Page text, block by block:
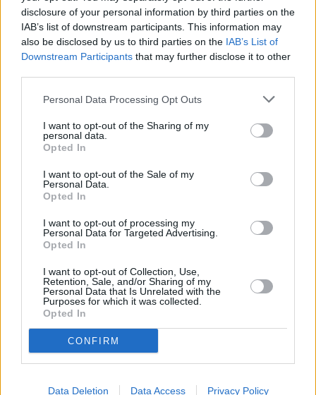
disclosure of your personal information by third parties on the
IAB’s list of downstream participants. This information may
also be disclosed by us to third parties on the IAB’s List of
Downstream Participants that may further disclose it to other
Personal Data Processing Opt Outs
I want to opt-out of the Sharing of my
personal data.
Opted In
I want to opt-out of the Sale of my
Personal Data.
Opted In
I want to opt-out of processing my
Personal Data for Targeted Advertising.
Opted In
I want to opt-out of Collection, Use,
Retention, Sale, and/or Sharing of my
Personal Data that Is Unrelated with the
Purposes for which it was collected.
Opted In
CONFIRM
Data Deletion Data Access Privacy Policy
A nivel nacional, la Seguridad Social perdió una media de
64.956 afiliados en septiembre, con lo que el total de
ocupados se situó al finalizar el mes en 17.435.562
cotizantes. Con este descenso, la mitad del registrado en